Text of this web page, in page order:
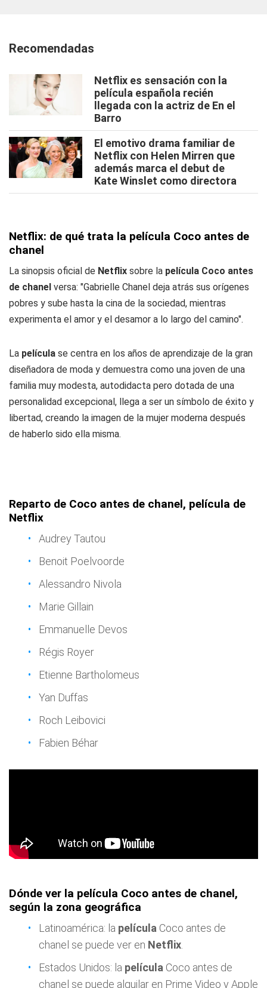
Recomendadas
Netflix es sensación con la
película española recién
llegada con la actriz de En el
Barro
El emotivo drama familiar de
Netflix con Helen Mirren que
además marca el debut de
Kate Winslet como directora
Netflix: de qué trata la película Coco antes de
chanel
La sinopsis oficial de Netflix sobre la película Coco antes
de chanel versa: "Gabrielle Chanel deja atrás sus orígenes
pobres y sube hasta la cina de la sociedad, mientras
experimenta el amor y el desamor a lo largo del camino".
La película se centra en los años de aprendizaje de la gran
diseñadora de moda y demuestra como una joven de una
familia muy modesta, autodidacta pero dotada de una
personalidad excepcional, llega a ser un símbolo de éxito y
libertad, creando la imagen de la mujer moderna después
de haberlo sido ella misma.
Reparto de Coco antes de chanel, película de
Netflix
Audrey Tautou
Benoit Poelvoorde
Alessandro Nivola
Marie Gillain
Emmanuelle Devos
Régis Royer
Etienne Bartholomeus
Yan Duffas
Roch Leibovici
Fabien Béhar
Dónde ver la película Coco antes de chanel,
según la zona geográfica
Latinoamérica: la película Coco antes de
chanel se puede ver en Netflix
Estados Unidos: la película Coco antes de
chanel se puede alquilar en Prime Video y Apple